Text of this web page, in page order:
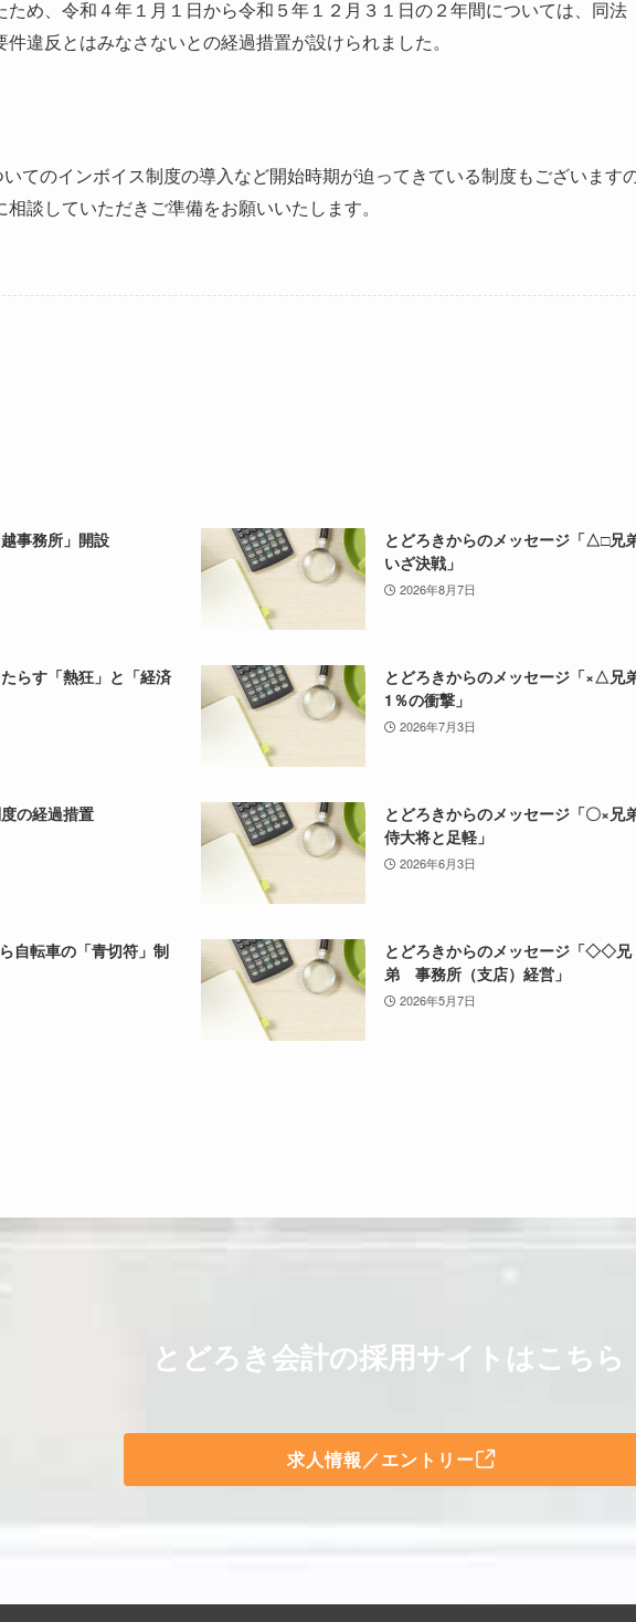
ため、令和４年１月１日から令和５年１２月３１日の２年間については、同法
違反とはみなさないとの経過措置が設けられました。
てのインボイス制度の導入など開始時期が迫ってきている制度もございます
談していただきご準備をお願いいたします。
越事務所」開設
とどろきからのメッセージ「△□
いざ決戦」
2026年8月7日
らす「熱狂」と「経済
とどろきからのメッセージ「×△
1％の衝撃」
2026年7月3日
の経過措置
とどろきからのメッセージ「〇×
侍大将と足軽」
2026年6月3日
自転車の「青切符」制
とどろきからのメッセージ「◇◇兄
弟 事務所（支店）経営」
2026年5月7日
とどろき会計の採用サイトはこちら
求人情報／エントリー